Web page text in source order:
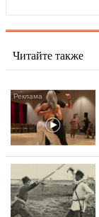
Читайте также